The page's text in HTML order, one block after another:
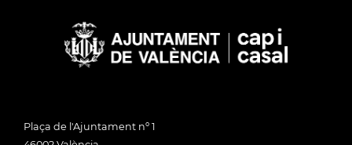
Plaça de l'Ajuntament nº 1